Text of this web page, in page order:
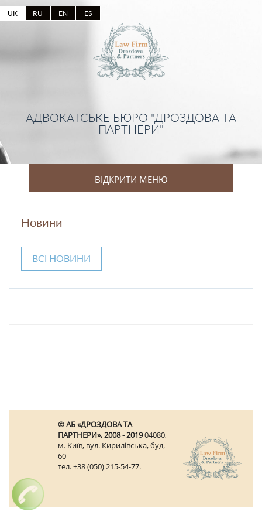
UK RU EN ES
АДВОКАТСЬКЕ БЮРО "ДРОЗДОВА ТА
ПАРТНЕРИ"
ВІДКРИТИ МЕНЮ
Новини
ВСІ НОВИНИ
© АБ «ДРОЗДОВА ТА
ПАРТНЕРИ», 2008 - 201904080,
м. Київ, вул. Кирилівська, буд.
60
тел. +38 (050) 215-54-77.